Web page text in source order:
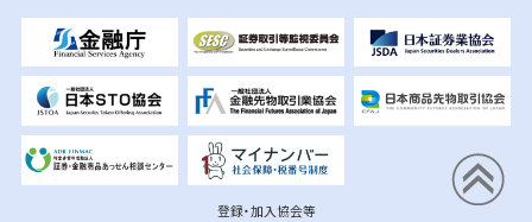
登録・加入協会等